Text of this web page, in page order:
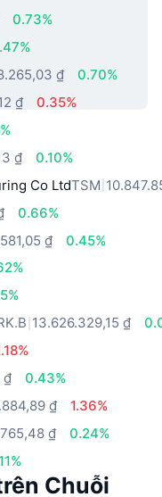
0.73%
₫
0.70%
₫
0.35%
₫
0.10%
Co LtdTSM
0.66%
₫
0.45%
13.626.329,15 ₫
₫
0.43%
₫
1.36%
₫
0.24%
Chuỗi